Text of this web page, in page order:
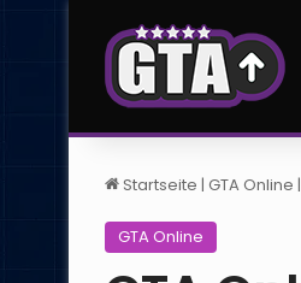
Startseite | GTA Online |
GTA Online